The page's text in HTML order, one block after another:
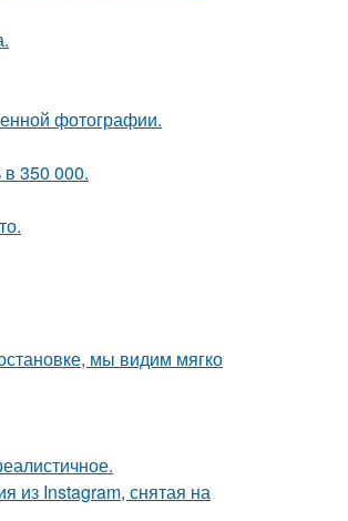
фотографии.
350 000.
мы видим мягко
из Instagram, снятая на